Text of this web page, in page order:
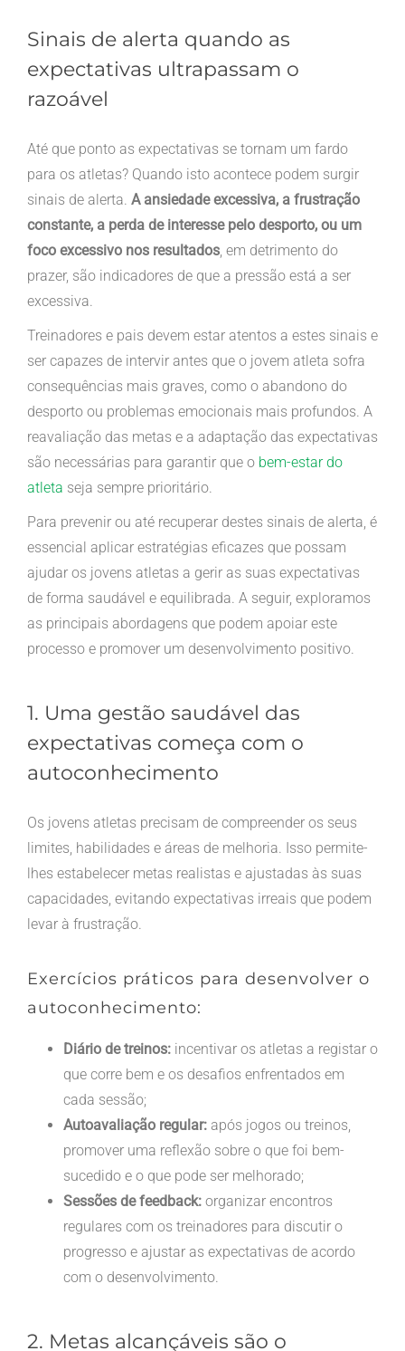
Sinais de alerta quando as
expectativas ultrapassam o
razoável
Até que ponto as expectativas se tornam um fardo
para os atletas? Quando isto acontece podem surgir
sinais de alerta. A ansiedade excessiva, a frustração
constante, a perda de interesse pelo desporto, ou um
foco excessivo nos resultados, em detrimento do
prazer, são indicadores de que a pressão está a ser
excessiva.
Treinadores e pais devem estar atentos a estes sinais e
ser capazes de intervir antes que o jovem atleta sofra
consequências mais graves, como o abandono do
desporto ou problemas emocionais mais profundos. A
reavaliação das metas e a adaptação das expectativas
são necessárias para garantir que o bem-estar do
atleta seja sempre prioritário.
Para prevenir ou até recuperar destes sinais de alerta, é
essencial aplicar estratégias eficazes que possam
ajudar os jovens atletas a gerir as suas expectativas
de forma saudável e equilibrada. A seguir, exploramos
as principais abordagens que podem apoiar este
processo e promover um desenvolvimento positivo.
1. Uma gestão saudável das
expectativas começa com o
autoconhecimento
Os jovens atletas precisam de compreender os seus
limites, habilidades e áreas de melhoria. Isso permite-
lhes estabelecer metas realistas e ajustadas às suas
capacidades, evitando expectativas irreais que podem
levar à frustração.
Exercícios práticos para desenvolver o
autoconhecimento:
Diário de treinos:incentivar os atletas a registar o
que corre bem e os desafios enfrentados em
cada sessão;
Autoavaliação regular:após jogos ou treinos,
promover uma reflexão sobre o que foi bem-
sucedido e o que pode ser melhorado;
Sessões de feedback:organizar encontros
regulares com os treinadores para discutir o
progresso e ajustar as expectativas de acordo
com o desenvolvimento.
2. Metas alcançáveis são o